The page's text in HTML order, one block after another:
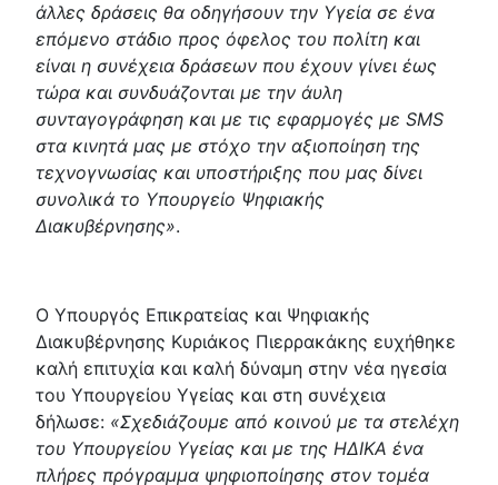
άλλες δράσεις θα οδηγήσουν την Υγεία σε ένα
επόμενο στάδιο προς όφελος του πολίτη και
είναι η συνέχεια δράσεων που έχουν γίνει έως
τώρα και συνδυάζονται με την άυλη
συνταγογράφηση και με τις εφαρμογές με SMS
στα κινητά μας με στόχο την αξιοποίηση της
τεχνογνωσίας και υποστήριξης που μας δίνει
συνολικά το Υπουργείο Ψηφιακής
Διακυβέρνησης».
Ο Υπουργός Επικρατείας και Ψηφιακής
Διακυβέρνησης Κυριάκος Πιερρακάκης ευχήθηκε
καλή επιτυχία και καλή δύναμη στην νέα ηγεσία
του Υπουργείου Υγείας και στη συνέχεια
δήλωσε: «Σχεδιάζουμε από κοινού με τα στελέχη
του Υπουργείου Υγείας και με της ΗΔΙΚΑ ένα
πλήρες πρόγραμμα ψηφιοποίησης στον τομέα